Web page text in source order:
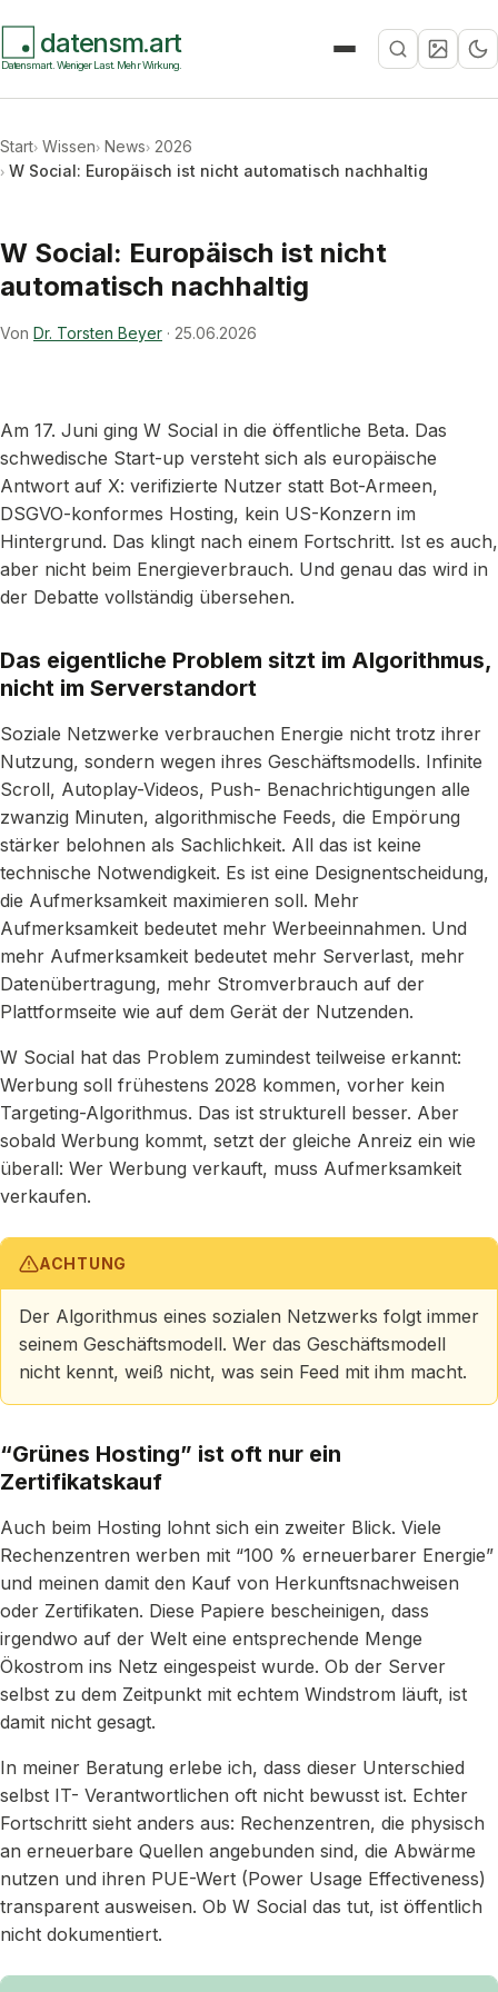
datensm.art
Datensmart. Weniger Last. Mehr Wirkung.
Suche
Start Wissen News 2026
W Social: Europäisch ist nicht automatisch nachhaltig
W Social: Europäisch ist nicht
automatisch nachhaltig
Von Dr. Torsten Beyer · 25.06.2026
Am 17. Juni ging W Social in die öffentliche Beta. Das
schwedische Start-up versteht sich als europäische
Antwort auf X: verifizierte Nutzer statt Bot-Armeen,
DSGVO-konformes Hosting, kein US-Konzern im
Hintergrund. Das klingt nach einem Fortschritt. Ist es auch,
aber nicht beim Energieverbrauch. Und genau das wird in
der Debatte vollständig übersehen.
Das eigentliche Problem sitzt im Algorithmus,
nicht im Serverstandort
Soziale Netzwerke verbrauchen Energie nicht trotz ihrer
Nutzung, sondern wegen ihres Geschäftsmodells. Infinite
Scroll, Autoplay-Videos, Push- Benachrichtigungen alle
zwanzig Minuten, algorithmische Feeds, die Empörung
stärker belohnen als Sachlichkeit. All das ist keine
technische Notwendigkeit. Es ist eine Designentscheidung,
die Aufmerksamkeit maximieren soll. Mehr
Aufmerksamkeit bedeutet mehr Werbeeinnahmen. Und
mehr Aufmerksamkeit bedeutet mehr Serverlast, mehr
Datenübertragung, mehr Stromverbrauch auf der
Plattformseite wie auf dem Gerät der Nutzenden.
W Social hat das Problem zumindest teilweise erkannt:
Werbung soll frühestens 2028 kommen, vorher kein
Targeting-Algorithmus. Das ist strukturell besser. Aber
sobald Werbung kommt, setzt der gleiche Anreiz ein wie
überall: Wer Werbung verkauft, muss Aufmerksamkeit
verkaufen.
ACHTUNG
Der Algorithmus eines sozialen Netzwerks folgt immer
seinem Geschäftsmodell. Wer das Geschäftsmodell
nicht kennt, weiß nicht, was sein Feed mit ihm macht.
“Grünes Hosting” ist oft nur ein
Zertifikatskauf
Auch beim Hosting lohnt sich ein zweiter Blick. Viele
Rechenzentren werben mit “100 % erneuerbarer Energie”
und meinen damit den Kauf von Herkunftsnachweisen
oder Zertifikaten. Diese Papiere bescheinigen, dass
irgendwo auf der Welt eine entsprechende Menge
Ökostrom ins Netz eingespeist wurde. Ob der Server
selbst zu dem Zeitpunkt mit echtem Windstrom läuft, ist
damit nicht gesagt.
In meiner Beratung erlebe ich, dass dieser Unterschied
selbst IT- Verantwortlichen oft nicht bewusst ist. Echter
Fortschritt sieht anders aus: Rechenzentren, die physisch
an erneuerbare Quellen angebunden sind, die Abwärme
nutzen und ihren PUE-Wert (Power Usage Effectiveness)
transparent ausweisen. Ob W Social das tut, ist öffentlich
nicht dokumentiert.